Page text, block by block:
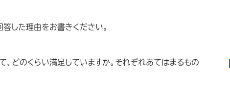
した理由をお書きください。
どのくらい満足していますか。それぞれあてはまるもの